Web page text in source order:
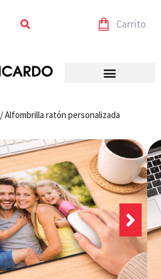
Carrito
/ Alfombrilla ratón personalizada